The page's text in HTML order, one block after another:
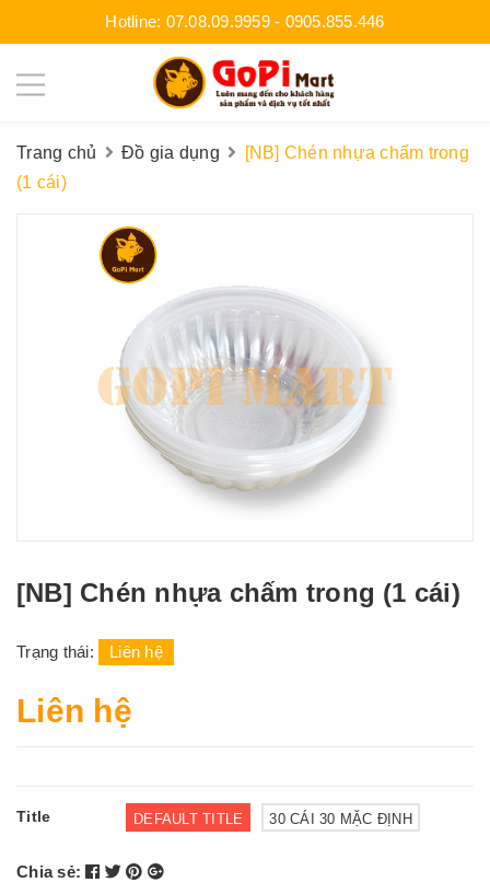
Hotline: 07.08.09.9959- 0905.855.446
Trang chủ Đồ gia dụng
[NB] Chén nhựa chấm trong
(1 cái)
[NB] Chén nhựa chấm trong (1 cái)
Trạng thái: Liên hệ
Liên hệ
Title DEFAULT TITLE 30 CÁI 30 MẶC ĐỊNH
Chia sẻ: